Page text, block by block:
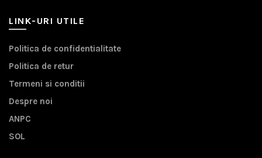
LINK-URI UTILE
Politica de confidentialitate
Politica de retur
Termeni si conditii
Despre noi
ANPC
SOL